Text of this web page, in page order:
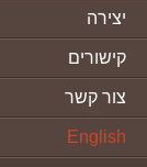
יצירה
קישורים
צור קשר
English